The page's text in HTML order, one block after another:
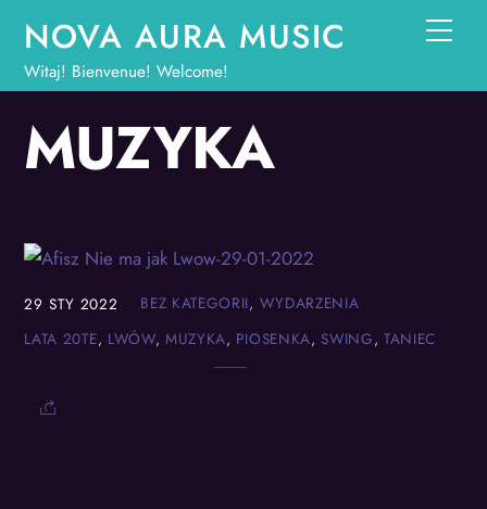
content
NOVA AURA MUSIC
Witaj! Bienvenue! Welcome!
MUZYKA
29 STY 2022 BEZ KATEGORII, WYDARZENIA
LATA 20TE, LWÓW,MUZYKA, PIOSENKA,SWING,TANIEC